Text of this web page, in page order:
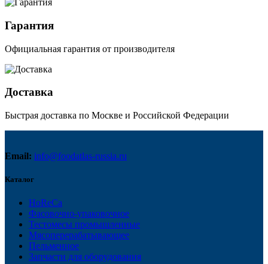
Гарантия
Официальная гарантия от производителя
Доставка
Быстрая доставка по Москве и Российской Федерации
Email: info@foodatlas-russia.ru
Каталог
HoReCa
Фасовочно-упаковочное
Тестомесы промышленные
Мясоперерабатывающее
Пельменное
Запчасти для оборудования